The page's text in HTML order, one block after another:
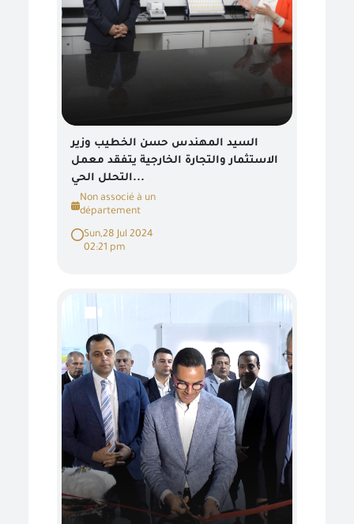
السيد المهندس حسن الخطيب وزير
الاستثمار والتجارة الخارجية يتفقد معمل
التحلل الحي...
Non associé à un
département
Sun,28 Jul 2024
02:21 pm